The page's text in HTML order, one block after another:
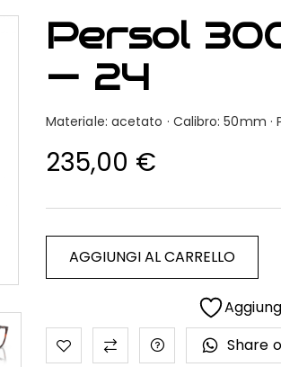
Persol
— 24
Materiale: acetato · Calibro: 50mm ·
235,00 €
AGGIUNGI AL CARRELLO
Share